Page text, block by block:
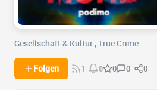
Gesellschaft & Kultur ,True Crime
Folgen 1 0 0 0 0